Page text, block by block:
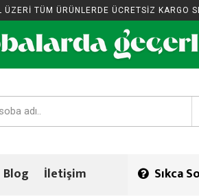
TÜM ÜRÜNLERDE ÜCRETSİZ KARGO
Blog İletişim Sıkca